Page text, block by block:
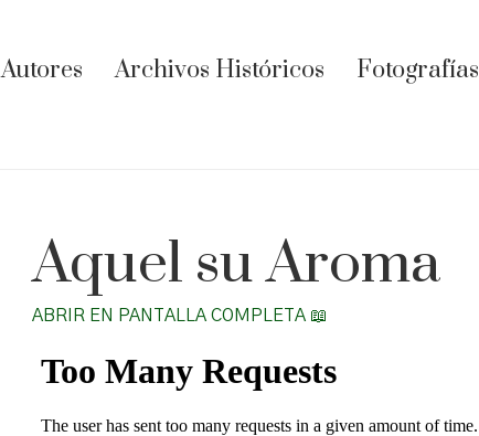
Autores Archivos Históricos Fotografías
Aquel su Aroma
ABRIR EN PANTALLA COMPLETA 📖